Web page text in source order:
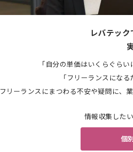
レバテッ
「自分の単価はいくらぐら
「フリーランスにな
フリーランスにまつわる不安や疑問に、
情報収集した
個